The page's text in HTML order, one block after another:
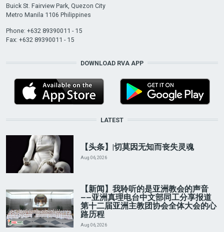
Buick St. Fairview Park, Quezon City
Metro Manila 1106 Philippines
Phone: +632 89390011 - 15
Fax: +632 89390011 - 15
DOWNLOAD RVA APP
LATEST
【头条】|切莫因无知而丧失灵魂
Aug 06, 2026
【新闻】我聆听的是亚洲教会的声音
——亚洲真理电台中文部同工分享报道
第十二届亚洲主教团协会全体大会的心
路历程
Aug 06, 2026